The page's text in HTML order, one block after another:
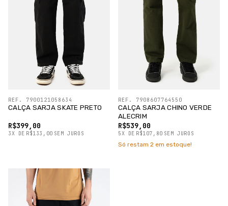
CALÇA SARJA SKATE PRETO
R$399,00
3X DE R$133,00 SEM JUROS
REF. 7900121058634
CALÇA SARJA CHINO VERDE
ALECRIM
R$539,00
5X DE R$107,80 SEM JUROS
REF. 7908607764550
Só restam 2 em estoque!